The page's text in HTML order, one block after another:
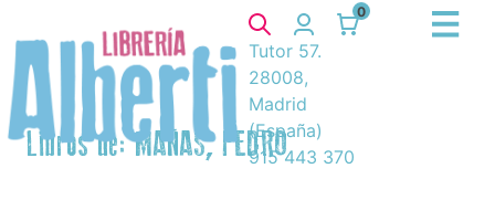
0
Tutor 57.
28008,
Madrid
(España)
915 443 370
Libros de: MAÑAS, PEDRO